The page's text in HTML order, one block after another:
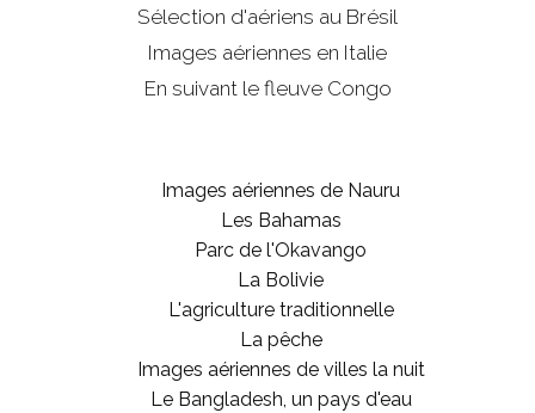
Sélection d'aériens au Brésil
Images aériennes en Italie
En suivant le fleuve Congo
Images aériennes de Nauru
Les Bahamas
Parc de l'Okavango
La Bolivie
L'agriculture traditionnelle
La pêche
Images aériennes de villes la nuit
Le Bangladesh, un pays d'eau